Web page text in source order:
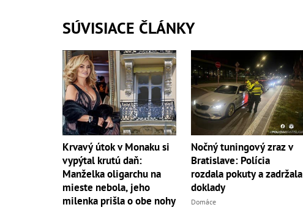
SÚVISIACE ČLÁNKY
Krvavý útok v Monaku si
vypýtal krutú daň:
Manželka oligarchu na
mieste nebola, jeho
milenka prišla o obe nohy
Nočný tuningový zraz v
Bratislave: Polícia
rozdala pokuty a zadržala
doklady
Domáce